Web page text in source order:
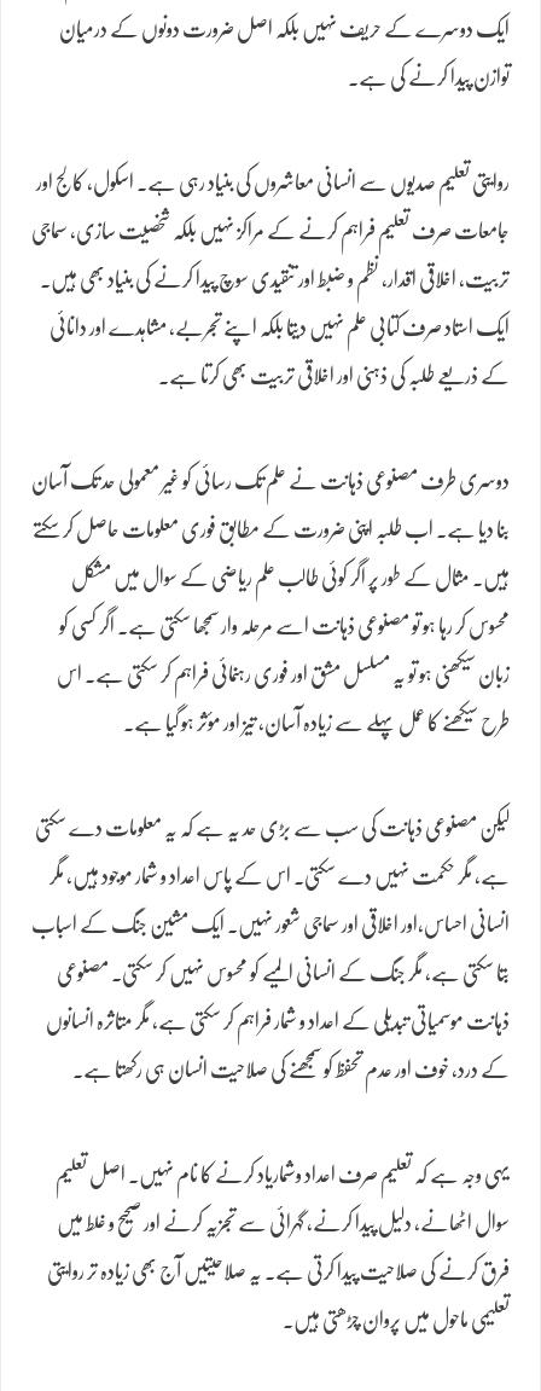
ایک دوسرے کے حریف نہیں بلکہ اصل ضرورت دونوں کے درمیان
توازن پیدا کرنے کی ہے۔
روایتی تعلیم صدیوں سے انسانی معاشروں کی بنیاد رہی ہے۔ اسکول، کالج اور
جامعات صرف تعلیم فراہم کرنے کے مراکز نہیں بلکہ شخصیت سازی، سماجی
تربیت، اخلاقی اقدار، نظم و ضبط اور تنقیدی سوچ پیدا کرنے کی بنیاد بھی ہیں۔
ایک استاد صرف کتابی علم نہیں دیتا بلکہ اپنے تجربے، مشاہدے اور دانائی
کے ذریعے طلبہ کی ذہنی اور اخلاقی تربیت بھی کرتا ہے۔
دوسری طرف مصنوعی ذہانت نے علم تک رسائی کو غیر معمولی حد تک آسان
بنا دیا ہے۔ اب طلبہ اپنی ضرورت کے مطابق فوری معلومات حاصل کر سکتے
ہیں۔ مثال کے طور پر اگر کوئی طالب علم ریاضی کے سوال میں مشکل
محسوس کر رہا ہو تو مصنوعی ذہانت اسے مرحلہ وار سمجھا سکتی ہے۔ اگر کسی کو
زبان سیکھنی ہو تو یہ مسلسل مشق اور فوری رہنمائی فراہم کر سکتی ہے۔ اس
طرح سیکھنے کا عمل پہلے سے زیادہ آسان، تیز اور مؤثر ہو گیا ہے۔
لیکن مصنوعی ذہانت کی سب سے بڑی حد یہ ہے کہ یہ معلومات دے سکتی
ہے، مگر حکمت نہیں دے سکتی۔ اس کے پاس اعداد و شمار موجود ہیں، مگر
انسانی احساس،اور اخلاقی اور سماجی شعور نہیں۔ ایک مشین جنگ کے اسباب
بتا سکتی ہے، مگر جنگ کے انسانی المیے کو محسوس نہیں کر سکتی۔ مصنوعی
ذہانت موسمیاتی تبدیلی کے اعداد و شمار فراہم کر سکتی ہے، مگر متاثرہ انسانوں
کے درد، خوف اور عدم تحفظ کو سمجھنے کی صلاحیت انسان ہی رکھتا ہے۔
یہی وجہ ہے کہ تعلیم صرف اعداد وشماریاد کرنے کا نام نہیں۔ اصل تعلیم
سوال اٹھانے، دلیل پیدا کرنے، گہرائی سے تجزیہ کرنے اور صحیح و غلط میں
فرق کرنے کی صلاحیت پیدا کرتی ہے۔ یہ صلاحیتیں آج بھی زیادہ تر روایتی
تعلیمی ماحول میں پروان چڑھتی ہیں۔